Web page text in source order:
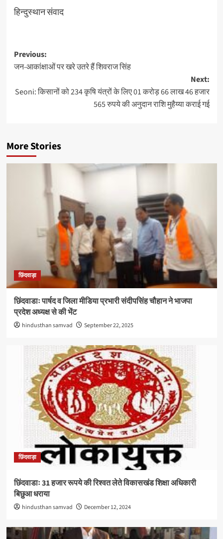
हिन्दुस्थान संवाद
Post
navigation
Previous:
जन-आकांक्षाओं पर खरे उतरे हैं शिवराज सिंह
Next:
Seoni: किसानों को 234 कृषि यंत्रों के लिए 01 करोड़ 66 लाख 46 हजार
565 रुपये की अनुदान राशि मुहैय्या कराई गई
More Stories
छिंदवाड़ा
छिंदवाडाः पार्षद व जिला मीडिया प्रभारी संदीपसिंह चौहान ने भाजपा
प्रदेश अध्यक्ष से की भेंट
hindusthan samvad September 22, 2025
छिंदवाड़ा
छिंदवाडाः 31 हजार रूपये की रिश्वत लेते विकासखंड शिक्षा अधिकारी
बिछुआ धराया
hindusthan samvad December 12, 2024